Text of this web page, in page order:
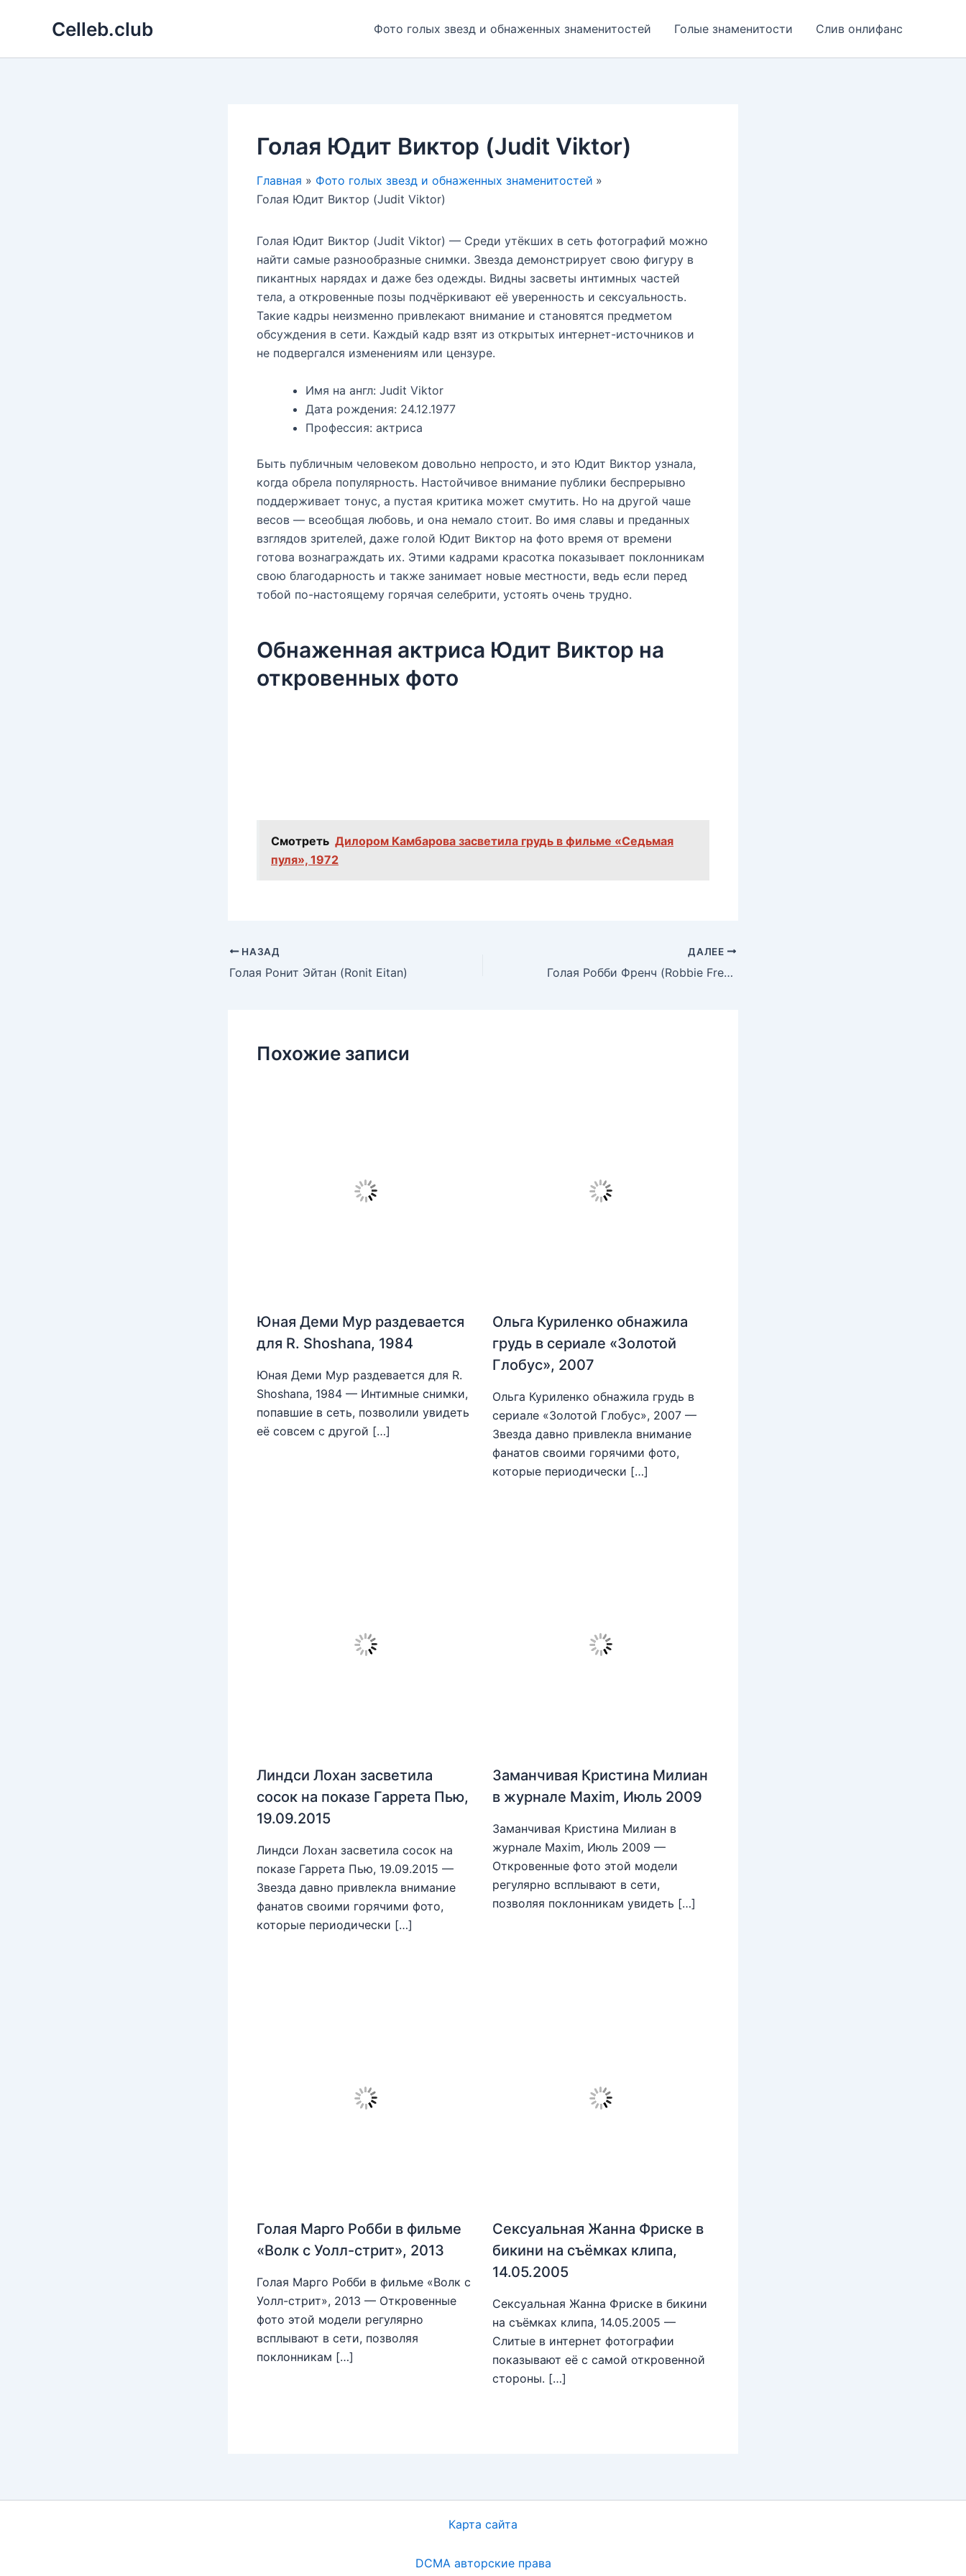
Celleb.club Фото голых звезд и обнаженных знаменитостей Голые знаменитости Слив онлифанс
Голая Юдит Виктор (Judit Viktor)
Главная
Фото голых звезд и обнаженных знаменитостей
Голая Юдит Виктор (Judit Viktor)
Голая Юдит Виктор (Judit Viktor) — Среди утёкших в сеть фотографий можно
найти самые разнообразные снимки. Звезда демонстрирует свою фигуру в
пикантных нарядах и даже без одежды. Видны засветы интимных частей
тела, а откровенные позы подчёркивают её уверенность и сексуальность.
Такие кадры неизменно привлекают внимание и становятся предметом
обсуждения в сети. Каждый кадр взят из открытых интернет-источников и
не подвергался изменениям или цензуре.
Имя на англ: Judit Viktor
Дата рождения: 24.12.1977
Профессия: актриса
Быть публичным человеком довольно непросто, и это Юдит Виктор узнала,
когда обрела популярность. Настойчивое внимание публики беспрерывно
поддерживает тонус, а пустая критика может смутить. Но на другой чаше
весов — всеобщая любовь, и она немало стоит. Во имя славы и преданных
взглядов зрителей, даже голой Юдит Виктор на фото время от времени
готова вознаграждать их. Этими кадрами красотка показывает поклонникам
свою благодарность и также занимает новые местности, ведь если перед
тобой по-настоящему горячая селебрити, устоять очень трудно.
Обнаженная актриса Юдит Виктор на
откровенных фото
Смотреть Дилором Камбарова засветила грудь в фильме «Седьмая
пуля», 1972
НАЗАД
Голая Ронит Эйтан (Ronit Eitan)
ДАЛЕЕ
Голая Робби Френч (Robbie French)
Похожие записи
Юная Деми Мур раздевается
для R. Shoshana, 1984
Юная Деми Мур раздевается для R.
Shoshana, 1984 — Интимные снимки,
попавшие в сеть, позволили увидеть
её совсем с другой […]
Ольга Куриленко обнажила
грудь в сериале «Золотой
Глобус», 2007
Ольга Куриленко обнажила грудь в
сериале «Золотой Глобус», 2007 —
Звезда давно привлекла внимание
фанатов своими горячими фото,
которые периодически […]
Линдси Лохан засветила
сосок на показе Гаррета Пью,
19.09.2015
Линдси Лохан засветила сосок на
показе Гаррета Пью, 19.09.2015 —
Звезда давно привлекла внимание
фанатов своими горячими фото,
которые периодически […]
Заманчивая Кристина Милиан
в журнале Maxim, Июль 2009
Заманчивая Кристина Милиан в
журнале Maxim, Июль 2009 —
Откровенные фото этой модели
регулярно всплывают в сети,
позволяя поклонникам увидеть […]
Голая Марго Робби в фильме
«Волк с Уолл-стрит», 2013
Голая Марго Робби в фильме «Волк с
Уолл-стрит», 2013 — Откровенные
фото этой модели регулярно
всплывают в сети, позволяя
поклонникам […]
Сексуальная Жанна Фриске в
бикини на съёмках клипа,
14.05.2005
Сексуальная Жанна Фриске в бикини
на съёмках клипа, 14.05.2005 —
Слитые в интернет фотографии
показывают её с самой откровенной
стороны. […]
Карта сайта
DCMA авторские права